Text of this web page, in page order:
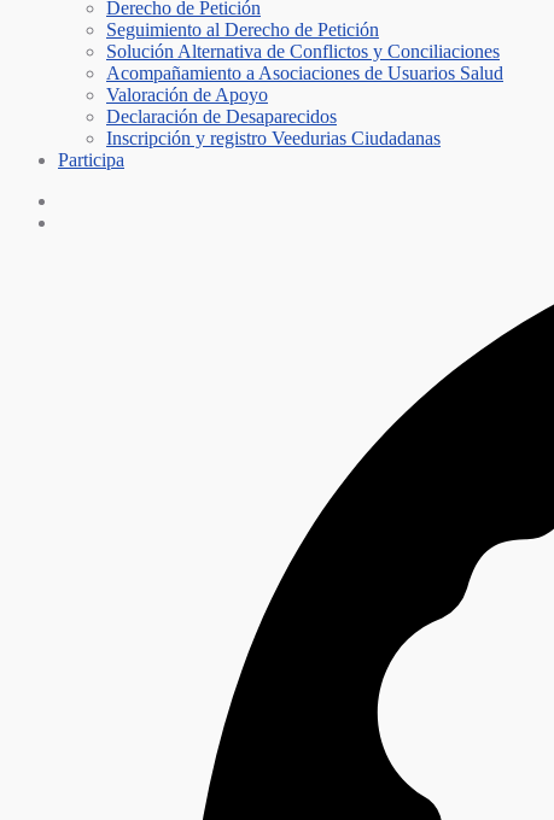
Derecho de Petición
Seguimiento al Derecho de Petición
Solución Alternativa de Conflictos y Conciliaciones
Acompañamiento a Asociaciones de Usuarios Salud
Valoración de Apoyo
Declaración de Desaparecidos
Inscripción y registro Veedurias Ciudadanas
Participa